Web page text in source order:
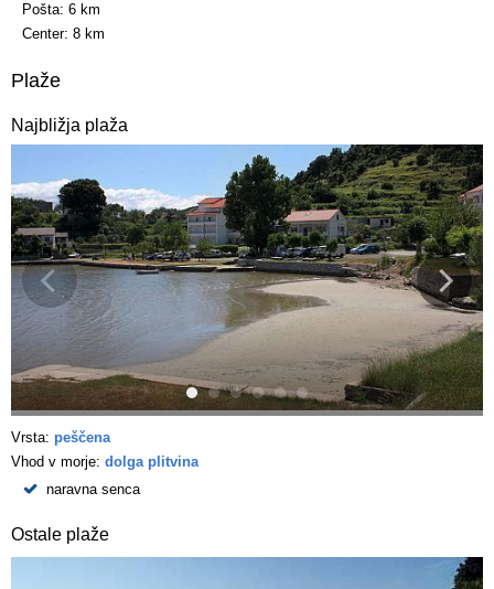
Pošta: 6 km
Center: 8 km
Plaže
Najbližja plaža
Vrsta: peščena
Vhod v morje: dolga plitvina
naravna senca
Ostale plaže